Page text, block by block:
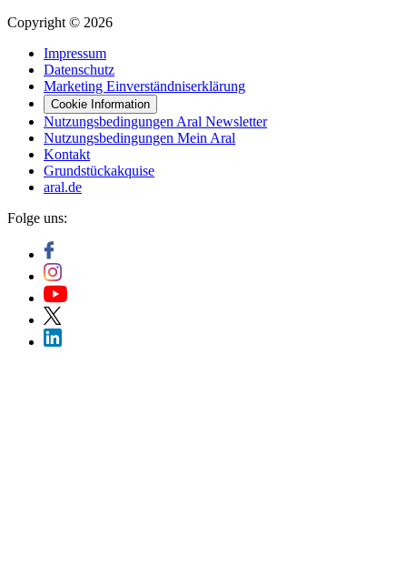
Copyright © 2026
Impressum
Datenschutz
Marketing Einverständniserklärung
Cookie Information
Nutzungsbedingungen Aral Newsletter
Nutzungsbedingungen Mein Aral
Kontakt
Grundstückakquise
aral.de
Folge uns: